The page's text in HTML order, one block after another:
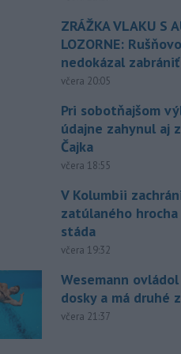
ZRÁŽKA VLAKU S
LOZORNE:
nedokázal zabrániť
včera 20:05
Pri sobotňajšom
údajne zahynul aj
Čajka
včera 18:55
V Kolumbii
zatúlaného hrocha
stáda
včera 19:32
Wesemann
dosky a má druhé
včera 21:37